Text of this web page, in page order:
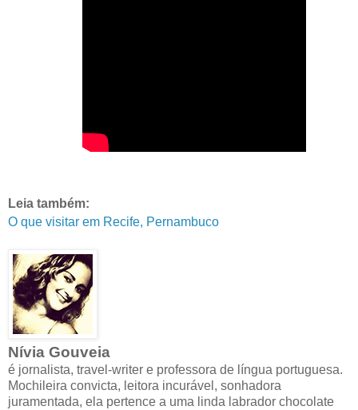
Leia também:
O que visitar em Recife, Pernambuco
Nívia Gouveia
é jornalista, travel-writer e professora de língua portuguesa.
Mochileira convicta, leitora incurável, sonhadora
juramentada, ela pertence a uma linda labrador chocolate